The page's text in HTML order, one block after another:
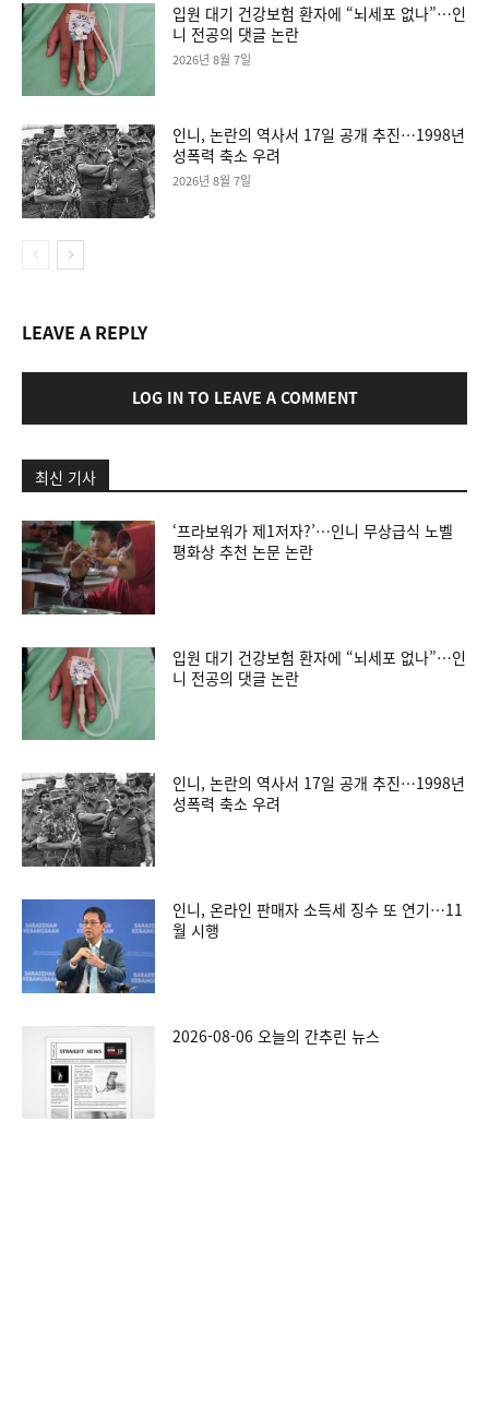
입원 대기 건강보험 환자에 “뇌세포 없나”…인
니 전공의 댓글 논란
2026년 8월 7일
인니, 논란의 역사서 17일 공개 추진…1998년
성폭력 축소 우려
2026년 8월 7일
LEAVE A REPLY
LOG IN TO LEAVE A COMMENT
최신 기사
‘프라보워가 제1저자?’…인니 무상급식 노벨
평화상 추천 논문 논란
입원 대기 건강보험 환자에 “뇌세포 없나”…인
니 전공의 댓글 논란
인니, 논란의 역사서 17일 공개 추진…1998년
성폭력 축소 우려
인니, 온라인 판매자 소득세 징수 또 연기…11
월 시행
2026-08-06 오늘의 간추린 뉴스